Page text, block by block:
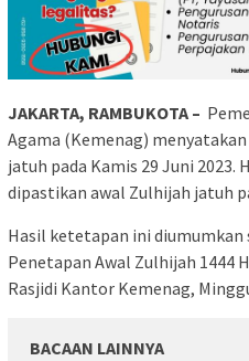
JAKARTA, RAMBUKOTA –
Agama (Kemenag)
jatuh pada Kamis 29 Juni 2023.
dipastikan awal Zulhijah jatuh
Hasil ketetapan ini diumumkan
Penetapan Awal Zulhijah 1444 H
Rasjidi Kantor Kemenag,
BACAAN LAINNYA